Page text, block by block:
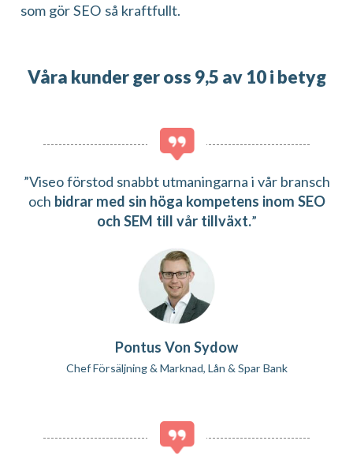
som gör SEO så kraftfullt.
Våra kunder ger oss 9,5 av 10 i betyg
Pontus Von Sydow
Chef Försäljning & Marknad, Lån & Spar Bank
”Viseo förstod snabbt utmaningarna i vår bransch
och bidrar med sin höga kompetens inom SEO
och SEM till vår tillväxt.”